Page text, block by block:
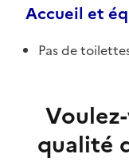
Accueil et
Pas de
qualité